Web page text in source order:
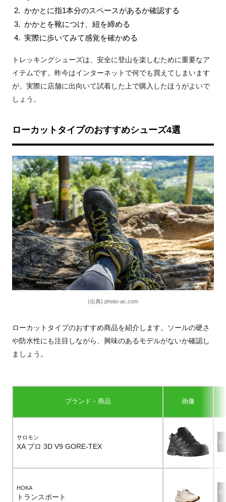
かかとに指1本分のスペースがあるか確認する
かかとを靴につけ、紐を締める
実際に歩いてみて感覚を確かめる
トレッキングシューズは、安全に登山を楽しむために重要なア
イテムです。昨今はインターネットで何でも買えてしまいます
が、実際に店舗に出向いて試着した上で購入したほうがよいで
しょう。
ローカットタイプのおすすめシューズ4選
(出典) photo-ac.com
ローカットタイプのおすすめ商品を紹介します。ソールの硬さ
や防水性にも注目しながら、興味のあるモデルがないか確認し
ましょう。
ブランド・商品 画像
サロモン
XA プロ 3D V9 GORE-TEX
公
HOKA
トランスポート
公